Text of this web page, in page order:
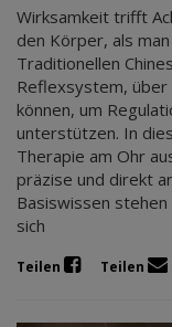
Wirksamkeit trifft
den Körper, als
Traditionellen
Reflexsystem,
können, um
unterstützen. In
Therapie am Ohr
präzise und direkt
Basiswissen
sich
Teilen Teilen